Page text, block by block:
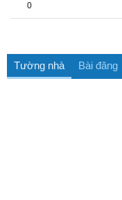
0
Tường nhà Bài đăng